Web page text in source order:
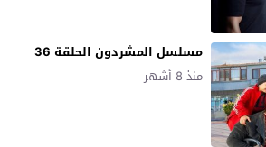
مسلسل المشردون الحلقة 36
منذ 8 أشهر